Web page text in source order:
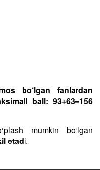
bo‘lgan fanlardan
ball: 93+63=156
mumkin bo‘lgan
etadi.